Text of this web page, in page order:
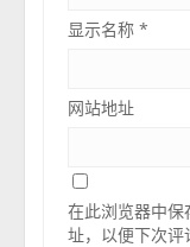
显示名称*
网站地址
在此浏览器中
址，以便下次评